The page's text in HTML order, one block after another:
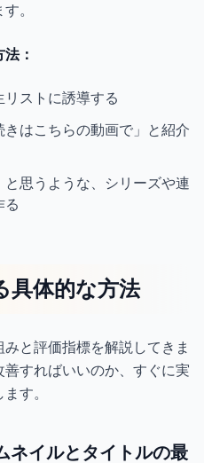
。
：
ストに誘導する
はこちらの動画で」と紹介
思うような、シリーズや連
る
具体的な方法
と評価指標を解説してきま
すればいいのか、すぐに実
す。
ネイルとタイトルの最